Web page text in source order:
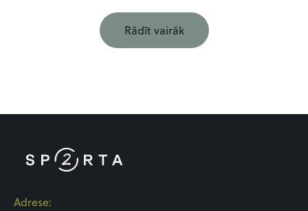
Rādīt vairāk
Adrese: